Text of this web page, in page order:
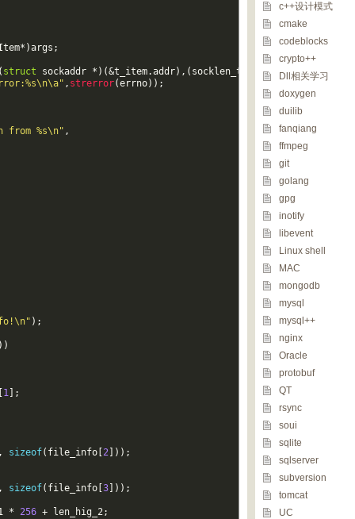
* )args ;
( struct sockaddr * ) (&t_item.addr) , ( socklen_t sin _size ) )
, strerror(errno) ) ;
from %s\n" ,
) ;
) )
1 ;
, sizeof( file_info 2 ) ) ;
, sizeof( file_info 3 ) ) ;
* 256 + len_hig_2;
c++设计模式
cmake
codeblocks
crypto++
Dll相关学习
doxygen
duilib
fanqiang
ffmpeg
git
golang
gpg
inotify
libevent
Linux shell
MAC
mongodb
mysql
mysql++
nginx
Oracle
protobuf
QT
rsync
soui
sqlite
sqlserver
subversion
tomcat
UC